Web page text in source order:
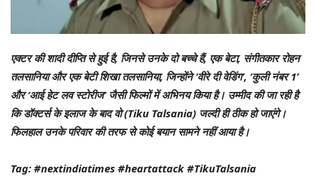
एक्टर की शादी दीप्ति से हुई है, जिनसे उनके दो बच्चे हैं, एक बेटा, संगीतकार रोहन
तलसानिया और एक बेटी शिखा तलसानिया, जिन्होंने ‘वीरे दी वेडिंग’, ‘कुली नंबर 1’
और ‘आई हेट लव स्टोरीज’ जैसी फिल्मों में अभिनय किया है। उम्मीद की जा रही है
कि डॉक्टर्स के इलाज के बाद वो (Tiku Talsania) जल्दी ही ठीक हो जाएंगे।
फिलहाल उनके परिवार की तरफ से कोई बयान सामने नहीं आया है।
Tag: #nextindiatimes #heartattack #TikuTalsania